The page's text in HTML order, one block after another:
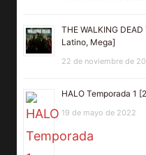
THE WALKING
Latino, Mega]
22 de noviembre de
HALO Temporada 1
19 de mayo de 2022